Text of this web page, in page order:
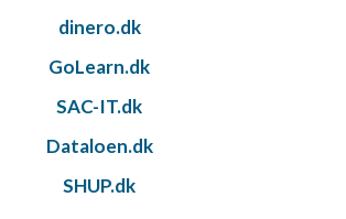
dinero.dk
GoLearn.dk
SAC-IT.dk
Dataloen.dk
SHUP.dk